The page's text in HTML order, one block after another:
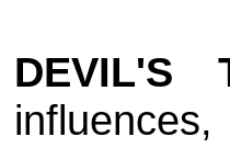
DEVIL'S